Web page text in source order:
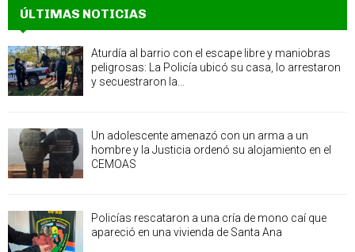
ÚLTIMAS NOTICIAS
Aturdía al barrio con el escape libre y maniobras
peligrosas: La Policía ubicó su casa, lo arrestaron
y secuestraron la...
Un adolescente amenazó con un arma a un
hombre y la Justicia ordenó su alojamiento en el
CEMOAS
Policías rescataron a una cría de mono caí que
apareció en una vivienda de Santa Ana